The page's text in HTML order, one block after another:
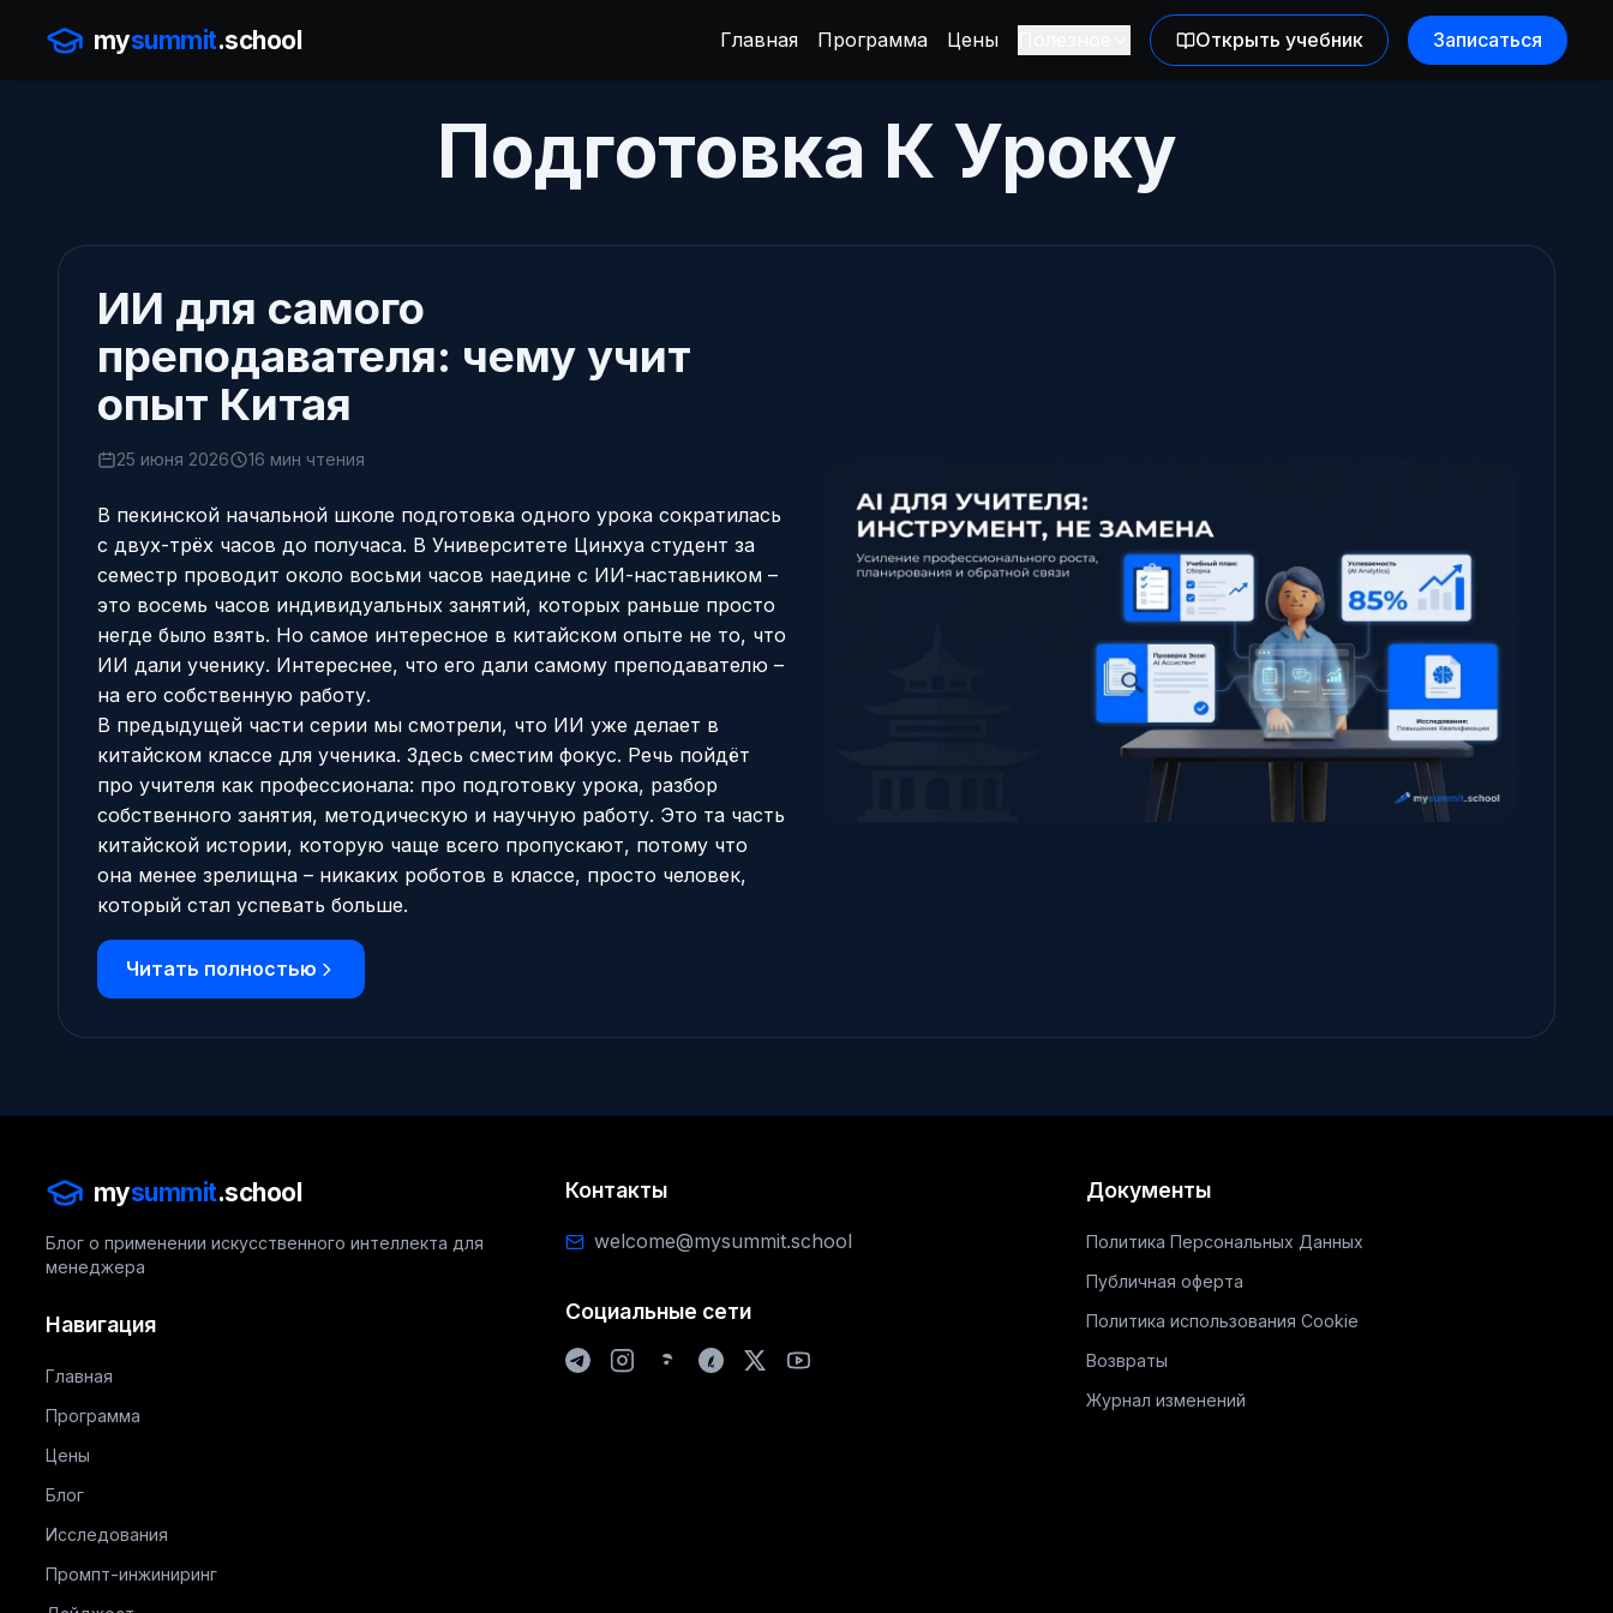
mysummit.school Главная Программа Цены Открыть учебник Записаться
Подготовка К Уроку
ИИ для самого
преподавателя: чему учит
опыт Китая
25 июня 2026 16 мин чтения
В пекинской начальной школе подготовка одного урока сократилась
с двух-трёх часов до получаса. В Университете Цинхуа студент за
семестр проводит около восьми часов наедине с ИИ-наставником –
это восемь часов индивидуальных занятий, которых раньше просто
негде было взять. Но самое интересное в китайском опыте не то, что
ИИ дали ученику. Интереснее, что его дали самому преподавателю –
на его собственную работу.
В предыдущей части серии мы смотрели, что ИИ уже делает в
китайском классе для ученика. Здесь сместим фокус. Речь пойдёт
про учителя как профессионала: про подготовку урока, разбор
собственного занятия, методическую и научную работу. Это та часть
китайской истории, которую чаще всего пропускают, потому что
она менее зрелищна – никаких роботов в классе, просто человек,
который стал успевать больше.
Читать полностью
mysummit.school
Блог о применении искусственного интеллекта для
менеджера
Навигация
Главная
Программа
Цены
Блог
Исследования
Промпт-инжиниринг
Контакты
welcome@mysummit.school
Социальные сети
Документы
Политика Персональных Данных
Публичная оферта
Политика использования Cookie
Возвраты
Журнал изменений